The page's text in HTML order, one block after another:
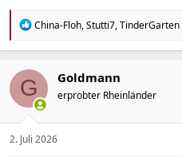
R
a
t
i
o
n
e
n
China-Floh,Stutti7,TinderGarten
G Goldmann
erprobter Rheinländer
2. Juli 2026